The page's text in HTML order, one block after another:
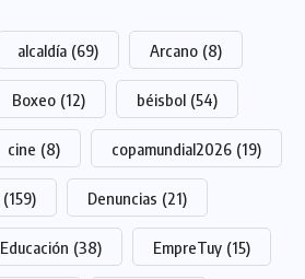
alcaldía (69) Arcano (8)
Boxeo (12) béisbol (54)
cine (8) copamundial2026 (19)
(159) Denuncias (21)
Educación (38) EmpreTuy (15)